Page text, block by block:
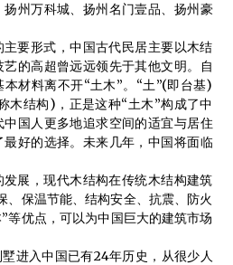
月28日
名）筹建会在满洲里市召
世界最高木结构摩天大楼
州万科城、扬州名门壹品、扬州豪
要形式，中国古代民居主要以木结
的高超曾远远领先于其他文明。自
材料离不开“土木”。“土”(即台基)
木结构)，正是这种“土木”构成了中
国人更多地追求空间的适宜与居住
好的选择。未来几年，中国将面临
展，现代木结构在传统木结构建筑
、保温节能、结构安全、抗震、防火
等优点，可以为中国巨大的建筑市场
进入中国已有24年历史，从很少人